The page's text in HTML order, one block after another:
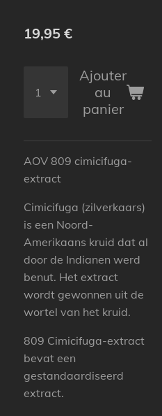
19,95 €
Ajouter
au
panier
AOV 809 cimicifuga-
extract
Cimicifuga (zilverkaars)
is een Noord-
Amerikaans kruid dat al
door de Indianen werd
benut. Het extract
wordt gewonnen uit de
wortel van het kruid.
809 Cimicifuga-extract
bevat een
gestandaardiseerd
extract.